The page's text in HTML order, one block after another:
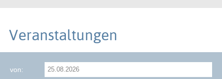
Veranstaltungen
von: